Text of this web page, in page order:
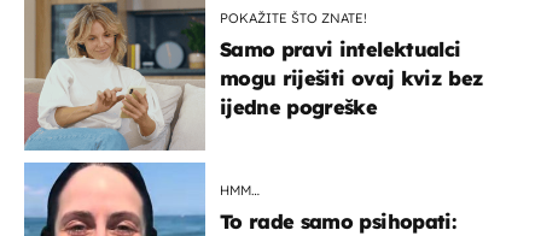
POKAŽITE ŠTO ZNATE!
Samo pravi intelektualci
mogu riješiti ovaj kviz bez
ijedne pogreške
HMM…
To rade samo psihopati: